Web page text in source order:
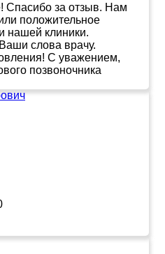
Спасибо за отзыв. Нам
положительное
нашей клиники.
слова врачу.
С уважением,
позвоночника